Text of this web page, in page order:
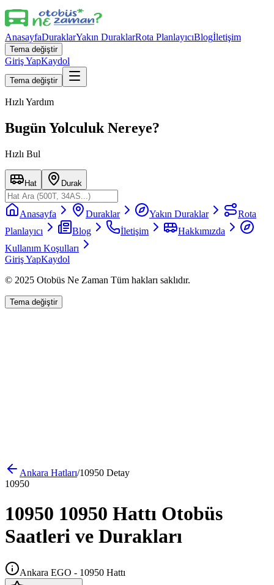
AnasayfaDuraklarYakın DuraklarRota PlanlayıcıBlogİletişim
Tema değiştir
Giriş YapKaydol
Tema değiştir
Hızlı Yardım
Bugün Yolculuk Nereye?
Hızlı Bul
Hat Durak
Anasayfa Duraklar Yakın Duraklar
Rota
Planlayıcı
Blog İletişim
Hakkımızda
Kullanım Koşulları
Giriş YapKaydol
© 2025 Otobüs Ne Zaman Tüm hakları saklıdır.
Tema değiştir
Ankara Hatları/10950 Detay
10950
10950 10950 Hattı Otobüs
Saatleri ve Durakları
Ankara EGO - 10950 Hattı